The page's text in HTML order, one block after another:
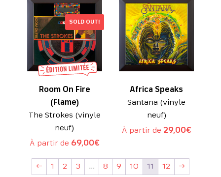
SOLD OUT!
Room On Fire
(Flame)
The Strokes (vinyle
neuf)
À partir de 69,00€
Africa Speaks
Santana (vinyle
neuf)
À partir de 29,00€
← 1 2 3 … 8 9 10 11 12 →